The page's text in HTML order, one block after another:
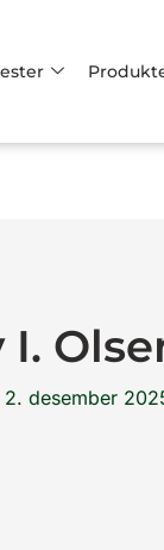
I.
2. desember